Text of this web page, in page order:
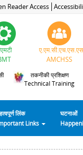
Reader Access
ए.एम.सी.एच.एस.एस
AMCHSS
तकनीकी प्रशिक्षण
Technical Training
लिंक
Links
घटनाओं